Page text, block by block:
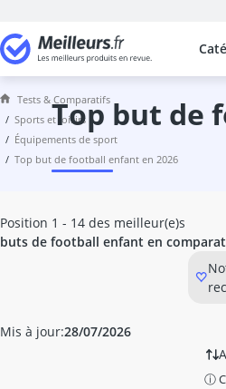
Les
Sports
Alarme
anneau
antivol
antivol
antivol
antivol
antivol
antivol
Antivol
Tests & Comparatifs
sports et loisirs
équipements de sport
top but de football enfant en 2026
top but de
Mis à jour:28/07/2026
Position 1 - 14 des meilleur(e)s
buts de football enfant en
ⓘ